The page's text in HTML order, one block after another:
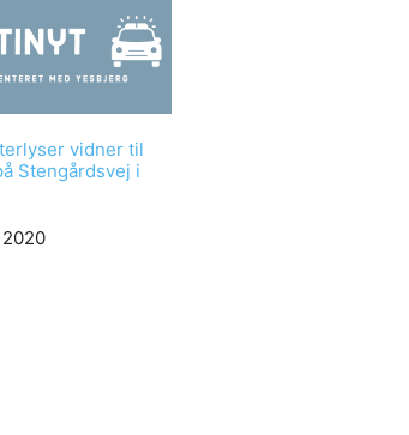
vidner til
Stengårdsvej i